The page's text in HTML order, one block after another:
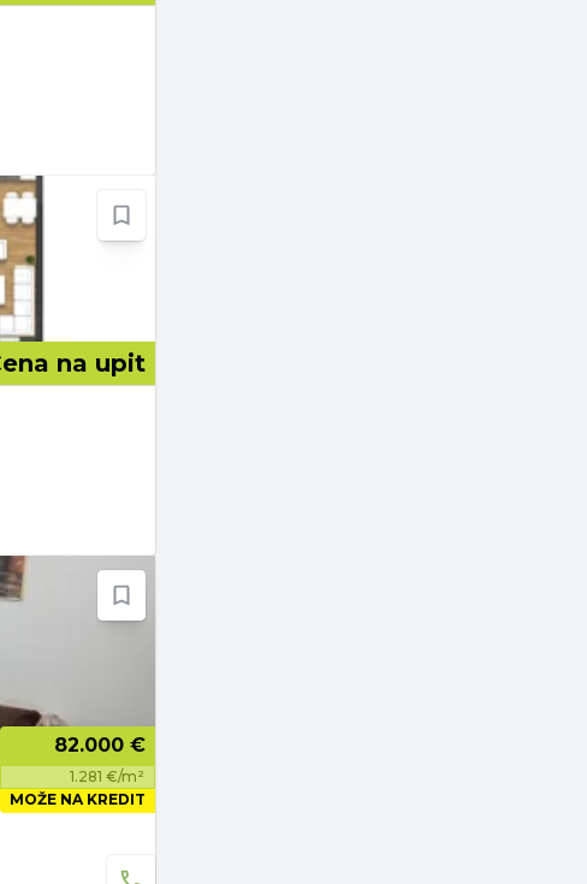
na upit
82.000 €
1.281 €/m²
MOŽE NA KREDIT